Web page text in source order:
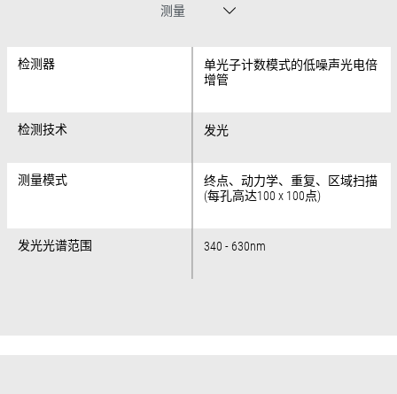
测量
检测器
检测技术
测量模式
发光光谱范围
检测器
单光子计数模式的低噪声光电倍
增管
检测技术 发光
测量模式
终点、动力学、重复、区域扫描
(每孔高达100 x 100点)
发光光谱范围 340 - 630nm